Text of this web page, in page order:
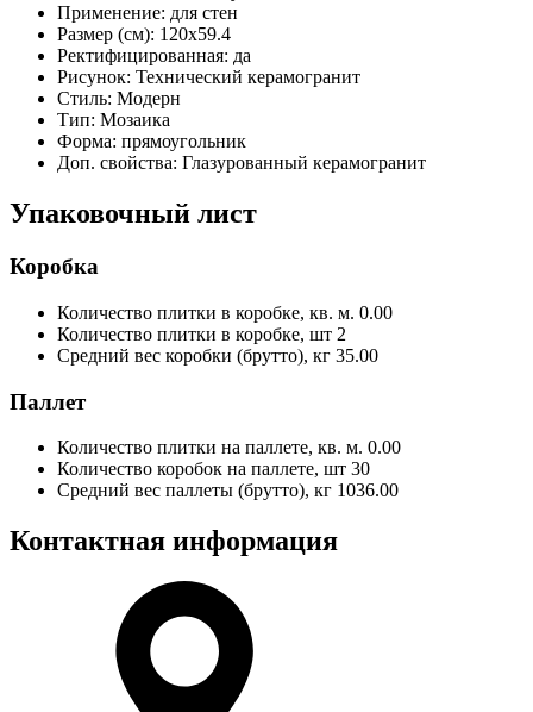
Применение: для стен
Размер (см): 120x59.4
Ректифицированная: да
Рисунок: Технический керамогранит
Стиль: Модерн
Тип: Мозаика
Форма: прямоугольник
Доп. свойства: Глазурованный керамогранит
Упаковочный лист
Коробка
Количество плитки в коробке, кв. м. 0.00
Количество плитки в коробке, шт 2
Средний вес коробки (брутто), кг 35.00
Паллет
Количество плитки на паллете, кв. м. 0.00
Количество коробок на паллете, шт 30
Средний вес паллеты (брутто), кг 1036.00
Контактная информация